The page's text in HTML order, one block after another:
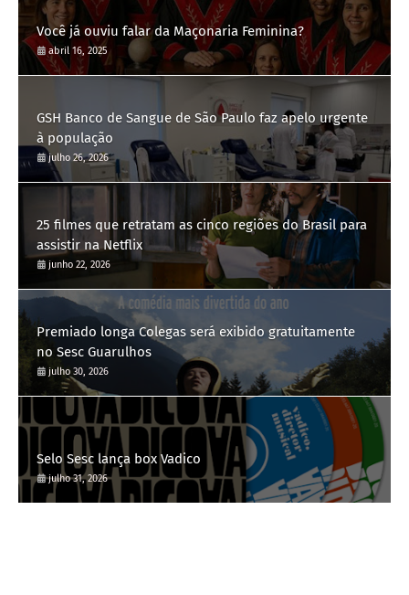
Você já ouviu falar da Maçonaria Feminina?
abril 16, 2025
GSH Banco de Sangue de São Paulo faz apelo urgente
à população
julho 26, 2026
25 filmes que retratam as cinco regiões do Brasil para
assistir na Netflix
junho 22, 2026
Premiado longa Colegas será exibido gratuitamente
no Sesc Guarulhos
julho 30, 2026
Selo Sesc lança box Vadico
julho 31, 2026